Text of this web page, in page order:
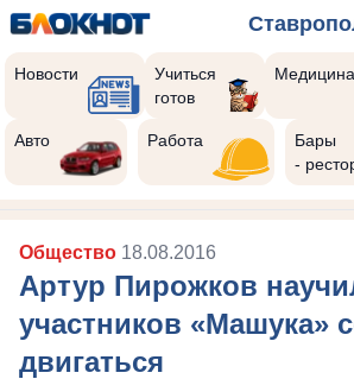
Новости
Учиться
готов
Медицина
Авто Работа
Бары
-
Общество 18.08.2016
Артур Пирожков
участников «Машука»
двигаться